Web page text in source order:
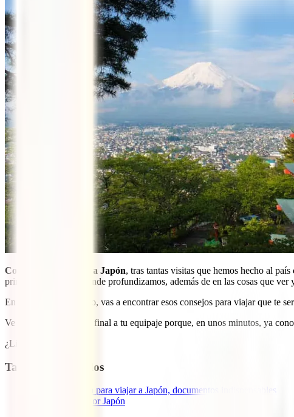
Consejos para viajar a Japón, tras tantas visitas que hemos hecho al
principales destinos donde profundizamos, además de en las cosas que
En esta guía, en cambio, vas a encontrar esos consejos para viajar que te
Ve dándole una ojeada final a tu equipaje porque, en unos minutos, ya
¿Listo? ¡Empezamos!
Tabla de contenidos
Qué se necesita para viajar a Japón, documentos indispensables
Viajar seguro por Japón